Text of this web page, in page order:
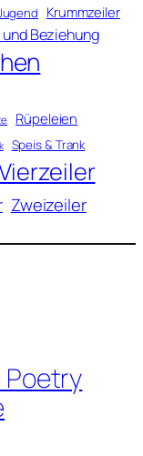
Krummzeiler
und Beziehung
Rüpeleien
Speis & Trank
Zweizeiler
Poetry